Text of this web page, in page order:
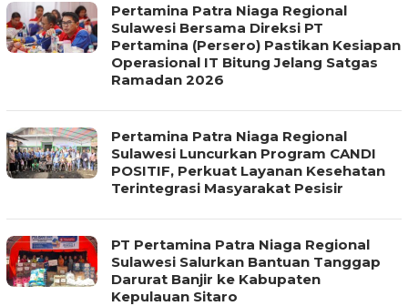
Pertamina Patra Niaga Regional
Sulawesi Bersama Direksi PT
Pertamina (Persero) Pastikan Kesiapan
Operasional IT Bitung Jelang Satgas
Ramadan 2026
Pertamina Patra Niaga Regional
Sulawesi Luncurkan Program CANDI
POSITIF, Perkuat Layanan Kesehatan
Terintegrasi Masyarakat Pesisir
PT Pertamina Patra Niaga Regional
Sulawesi Salurkan Bantuan Tanggap
Darurat Banjir ke Kabupaten
Kepulauan Sitaro